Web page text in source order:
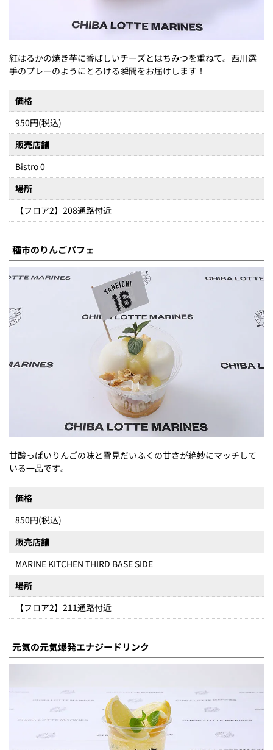
紅はるかの焼き芋に香ばしいチーズとはちみつを重ねて。西川選
手のプレーのようにとろける瞬間をお届けします！
価格
950円(税込)
販売店舗
Bistro 0
場所
【フロア2】208通路付近
種市のりんごパフェ
甘酸っぱいりんごの味と雪見だいふくの甘さが絶妙にマッチして
いる一品です。
価格
850円(税込)
販売店舗
MARINE KITCHEN THIRD BASE SIDE
場所
【フロア2】211通路付近
元気の元気爆発エナジードリンク